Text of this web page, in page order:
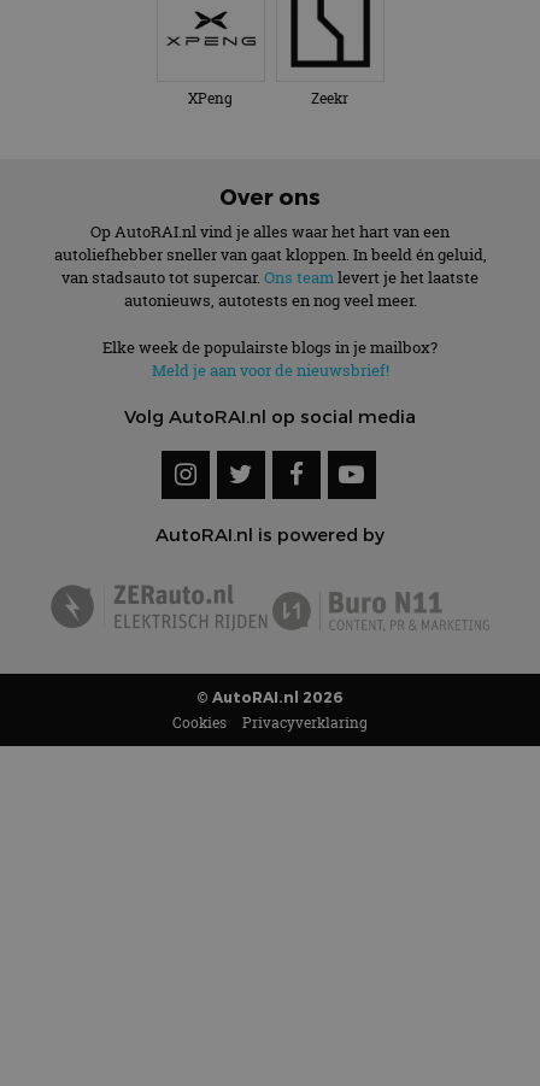
XPeng Zeekr
Over ons
Op AutoRAI.nl vind je alles waar het hart van een
autoliefhebber sneller van gaat kloppen. In beeld én geluid,
van stadsauto tot supercar. Ons teamlevert je het laatste
autonieuws, autotests en nog veel meer.
Elke week de populairste blogs in je mailbox?
Meld je aan voor de nieuwsbrief!
Volg AutoRAI.nl op social media
AutoRAI.nl is powered by
© AutoRAI.nl 2026
Cookies Privacyverklaring